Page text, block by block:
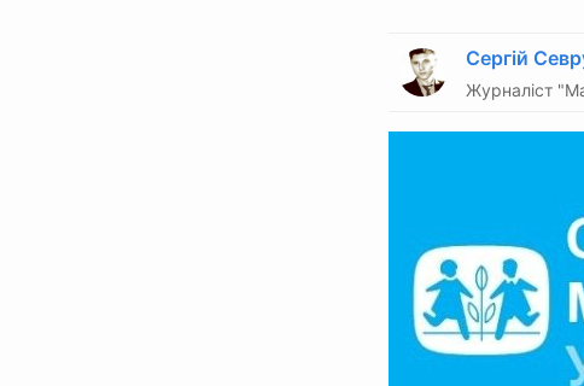
Сергій
Журналіст